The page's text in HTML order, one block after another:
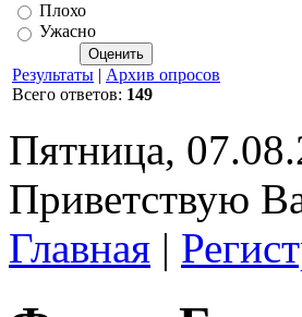
Плохо
Ужасно
Результаты | Архив опросов
Всего ответов: 149
Пятница,
Приветствую
Главная |